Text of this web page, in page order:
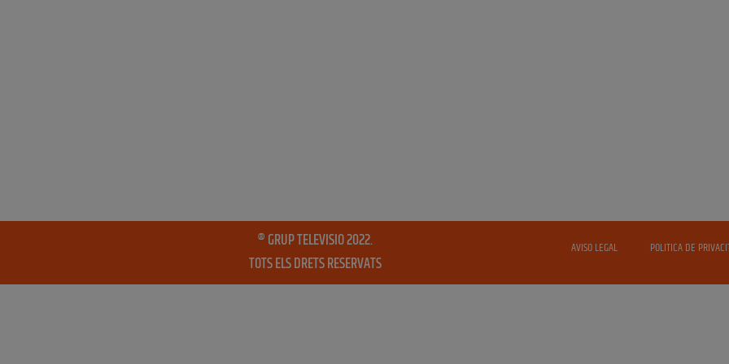
® GRUP TELEVISIO 2022.
TOTS ELS DRETS RESERVATS
AVISO LEGAL POLITICA DE